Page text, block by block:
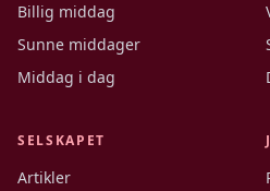
Billig middag
Sunne middager
Middag i dag
SELSKAPET
Artikler